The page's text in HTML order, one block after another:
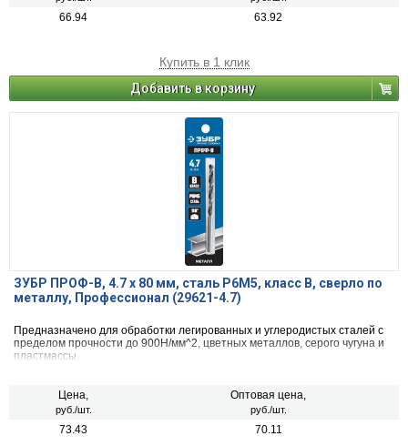
66.94 63.92
Купить в 1 клик
Добавить в корзину
ЗУБР ПРОФ-В, 4.7 х 80 мм, сталь Р6М5, класс В, сверло по
металлу, Профессионал (29621-4.7)
Предназначено для обработки легированных и углеродистых сталей с
пределом прочности до 900Н/мм^2, цветных металлов, серого чугуна и
пластмассы.
Цена,
руб./шт.
Оптовая цена,
руб./шт.
73.43 70.11